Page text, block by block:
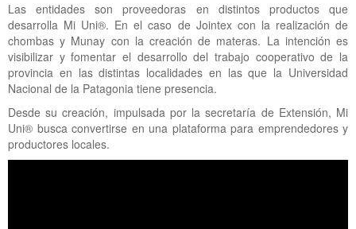
Las entidades son proveedoras en distintos productos que
desarrolla Mi Uni®. En el caso de Jointex con la realización de
chombas y Munay con la creación de materas. La intención es
visibilizar y fomentar el desarrollo del trabajo cooperativo de la
provincia en las distintas localidades en las que la Universidad
Nacional de la Patagonia tiene presencia.
Desde su creación, impulsada por la secretaría de Extensión, Mi
Uni® busca convertirse en una plataforma para emprendedores y
productores locales.